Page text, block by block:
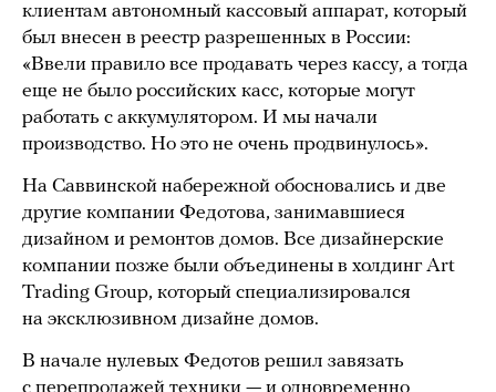
клиентам автономный кассовый аппарат, который
был внесен в реестр разрешенных в России:
«Ввели правило все продавать через кассу, а тогда
еще не было российских касс, которые могут
работать с аккумулятором. И мы начали
производство. Но это не очень продвинулось».
На Саввинской набережной обосновались и две
другие компании Федотова, занимавшиеся
дизайном и ремонтов домов. Все дизайнерские
компании позже были объединены в холдинг Art
Trading Group, который специализировался
на эксклюзивном дизайне домов.
В начале нулевых Федотов решил завязать